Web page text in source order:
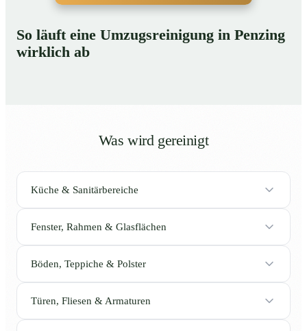
So läuft eine Umzugsreinigung in Penzing
wirklich ab
Was wird gereinigt
Küche & Sanitärbereiche
Fenster, Rahmen & Glasflächen
Böden, Teppiche & Polster
Türen, Fliesen & Armaturen